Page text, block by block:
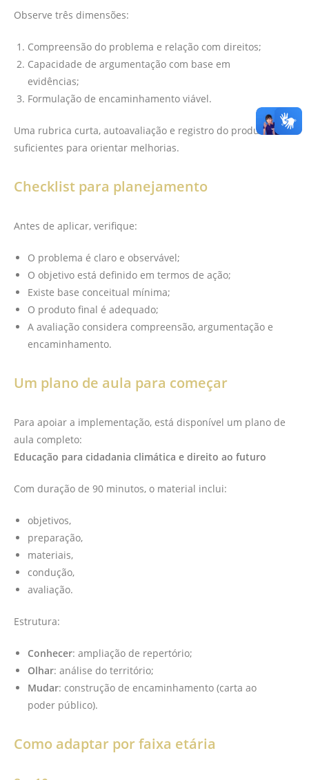
Observe três dimensões:
Compreensão do problema e relação com direitos;
Capacidade de argumentação com base em
evidências;
Formulação de encaminhamento viável.
Uma rubrica curta, autoavaliação e registro do produto são
suficientes para orientar melhorias.
Checklist para planejamento
Antes de aplicar, verifique:
O problema é claro e observável;
O objetivo está definido em termos de ação;
Existe base conceitual mínima;
O produto final é adequado;
A avaliação considera compreensão, argumentação e
encaminhamento.
Um plano de aula para começar
Para apoiar a implementação, está disponível um plano de
aula completo:
Educação para cidadania climática e direito ao futuro
Com duração de 90 minutos, o material inclui:
objetivos,
preparação,
materiais,
condução,
avaliação.
Estrutura:
Conhecer: ampliação de repertório;
Olhar: análise do território;
Mudar: construção de encaminhamento (carta ao
poder público).
Como adaptar por faixa etária